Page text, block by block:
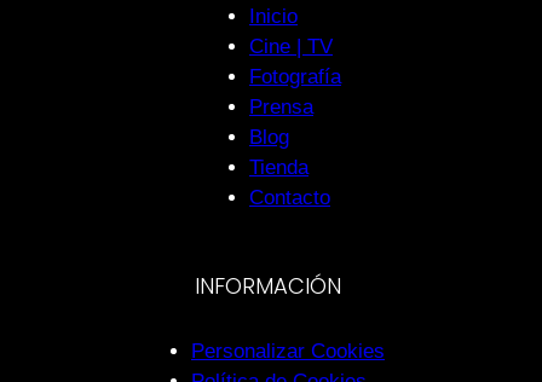
Inicio
Cine | TV
Fotografía
Prensa
Blog
Tienda
Contacto
INFORMACIÓN
Personalizar Cookies